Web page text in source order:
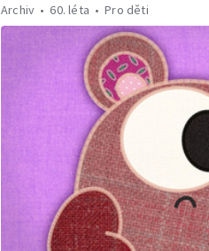
Archiv
60. léta Pro děti